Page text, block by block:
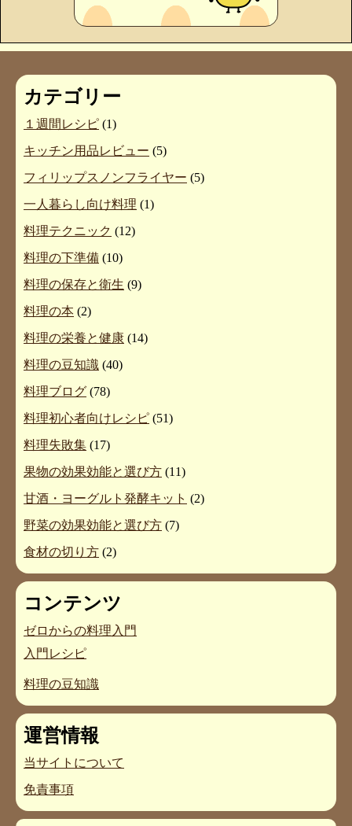
カテゴリー
１週間レシピ (1)
キッチン用品レビュー (5)
フィリップスノンフライヤー (5)
一人暮らし向け料理 (1)
料理テクニック (12)
料理の下準備 (10)
料理の保存と衛生 (9)
料理の本 (2)
料理の栄養と健康 (14)
料理の豆知識 (40)
料理ブログ (78)
料理初心者向けレシピ (51)
料理失敗集 (17)
果物の効果効能と選び方 (11)
甘酒・ヨーグルト発酵キット (2)
野菜の効果効能と選び方 (7)
食材の切り方 (2)
コンテンツ
ゼロからの料理入門
入門レシピ
料理の豆知識
運営情報
当サイトについて
免責事項